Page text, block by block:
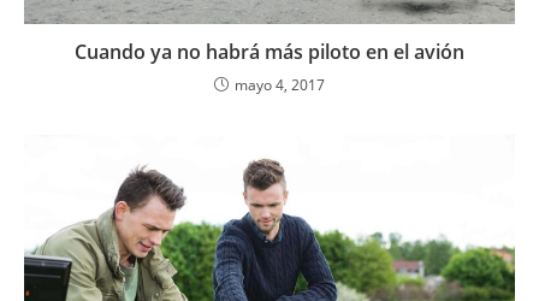
Cuando ya no habrá más piloto en el avión
mayo 4, 2017